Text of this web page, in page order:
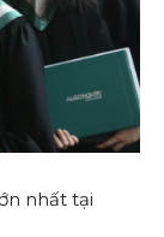
nhất tại